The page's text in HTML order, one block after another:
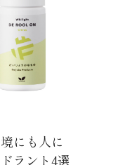
にも人に
ラント4選